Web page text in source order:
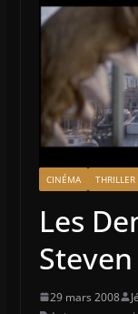
CINÉMA THRILLER
Les
29 mars 2008